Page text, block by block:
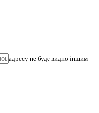
адресу не буде видно іншим